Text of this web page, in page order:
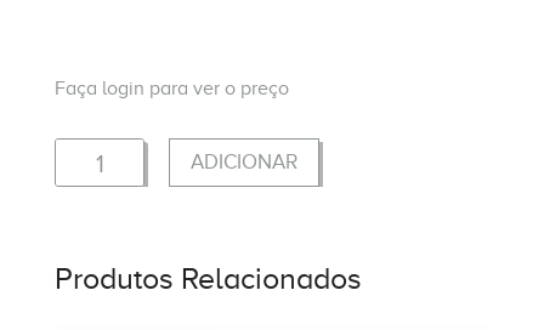
Faça login para ver o preço
Quantidade ADICIONAR
Produtos Relacionados